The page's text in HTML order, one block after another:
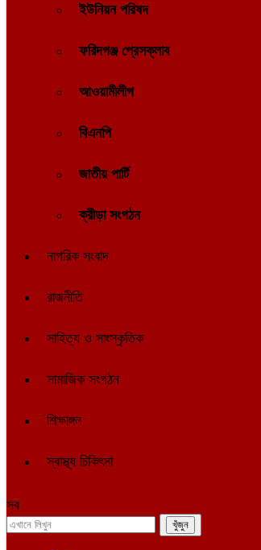
ইউনিয়ন পরিষদ
ফরিদগঞ্জ প্রেসক্লাব
আওয়ামীলীগ
বিএনপি
জাতীয় পার্টি
ক্রীড়া সংগঠন
নাগরিক সংবাদ
রাজনীতি
সাহিত্য ও সাংস্কৃতিক
সামাজিক সংগঠন
শিক্ষাঙ্গন
স্বাস্থ্য চিকিৎসা
সব